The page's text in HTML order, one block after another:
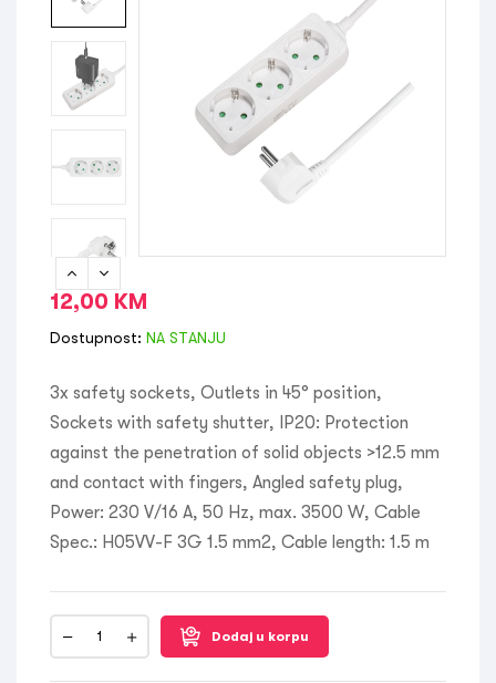
12,00 KM
Dostupnost: NA STANJU
3x safety sockets, Outlets in 45° position,
Sockets with safety shutter, IP20: Protection
against the penetration of solid objects >12.5 mm
and contact with fingers, Angled safety plug,
Power: 230 V/16 A, 50 Hz, max. 3500 W, Cable
Spec.: H05VV-F 3G 1.5 mm2, Cable length: 1.5 m
Dodaj u korpu